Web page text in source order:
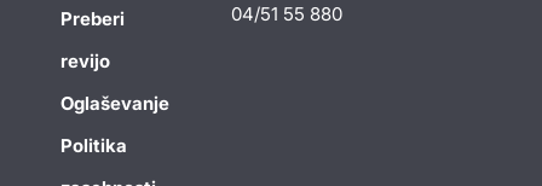
Preberi
revijo
Oglaševanje
Politika
04/51 55 880